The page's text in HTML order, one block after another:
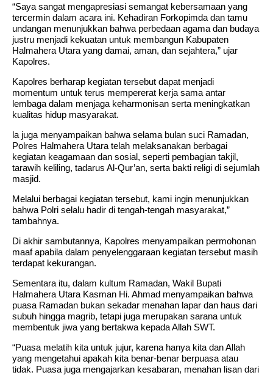
“Saya sangat mengapresiasi semangat kebersamaan yang
tercermin dalam acara ini. Kehadiran Forkopimda dan tamu
undangan menunjukkan bahwa perbedaan agama dan budaya
justru menjadi kekuatan untuk membangun Kabupaten
Halmahera Utara yang damai, aman, dan sejahtera,” ujar
Kapolres.
Kapolres berharap kegiatan tersebut dapat menjadi
momentum untuk terus mempererat kerja sama antar
lembaga dalam menjaga keharmonisan serta meningkatkan
kualitas hidup masyarakat.
la juga menyampaikan bahwa selama bulan suci Ramadan,
Polres Halmahera Utara telah melaksanakan berbagai
kegiatan keagamaan dan sosial, seperti pembagian takjil,
tarawih keliling, tadarus Al-Qur’an, serta bakti religi di sejumlah
masjid.
Melalui berbagai kegiatan tersebut, kami ingin menunjukkan
bahwa Polri selalu hadir di tengah-tengah masyarakat,”
tambahnya.
Di akhir sambutannya, Kapolres menyampaikan permohonan
maaf apabila dalam penyelenggaraan kegiatan tersebut masih
terdapat kekurangan.
Sementara itu, dalam kultum Ramadan, Wakil Bupati
Halmahera Utara Kasman Hi. Ahmad menyampaikan bahwa
puasa Ramadan bukan sekadar menahan lapar dan haus dari
subuh hingga magrib, tetapi juga merupakan sarana untuk
membentuk jiwa yang bertakwa kepada Allah SWT.
“Puasa melatih kita untuk jujur, karena hanya kita dan Allah
yang mengetahui apakah kita benar-benar berpuasa atau
tidak. Puasa juga mengajarkan kesabaran, menahan lisan dari